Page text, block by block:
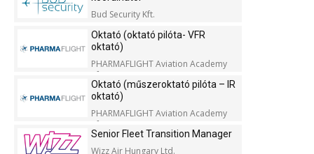
Bud Security Kft.
Oktató (oktató pilóta- VFR
oktató)
PHARMAFLIGHT Aviation Academy
Kft.
Oktató (műszeroktató pilóta – IR
oktató)
PHARMAFLIGHT Aviation Academy
Kft.
Senior Fleet Transition Manager
Wizz Air Hungary Ltd.